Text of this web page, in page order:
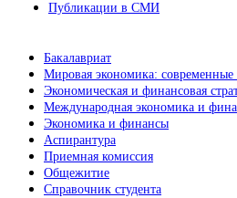
Публикации в СМИ
Бакалавриат
Мировая экономика: современные
Экономическая и финансовая
Международная экономика и
Экономика и финансы
Аспирантура
Приемная комиссия
Общежитие
Справочник студента